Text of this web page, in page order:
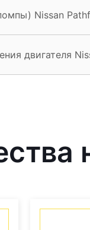
Nissan
двигателя